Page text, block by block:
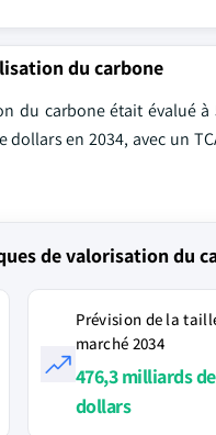
du carbone
carbone était évalué
en 2034, avec un
de valorisation du
Prévision de la
marché 2034
476,3 milliards de
dollars